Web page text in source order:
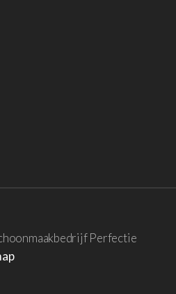
Perfectie